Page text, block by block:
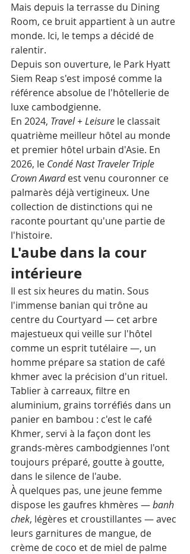
Mais depuis la terrasse du Dining
Room, ce bruit appartient à un autre
monde. Ici, le temps a décidé de
ralentir.
Depuis son ouverture, le Park Hyatt
Siem Reap s'est imposé comme la
référence absolue de l'hôtellerie de
luxe cambodgienne.
En 2024, Travel + Leisure le classait
quatrième meilleur hôtel au monde
et premier hôtel urbain d'Asie. En
2026, le Condé Nast Traveler Triple
Crown Award est venu couronner ce
palmarès déjà vertigineux. Une
collection de distinctions qui ne
raconte pourtant qu'une partie de
l'histoire.
L'aube dans la cour
intérieure
Il est six heures du matin. Sous
l'immense banian qui trône au
centre du Courtyard — cet arbre
majestueux qui veille sur l'hôtel
comme un esprit tutélaire —, un
homme prépare sa station de café
khmer avec la précision d'un rituel.
Tablier à carreaux, filtre en
aluminium, grains torréfiés dans un
panier en bambou : c'est le café
Khmer, servi à la façon dont les
grands-mères cambodgiennes l'ont
toujours préparé, goutte à goutte,
dans le silence de l'aube.
À quelques pas, une jeune femme
dispose les gaufres khmères — banh
chek, légères et croustillantes — avec
leurs garnitures de mangue, de
crème de coco et de miel de palme